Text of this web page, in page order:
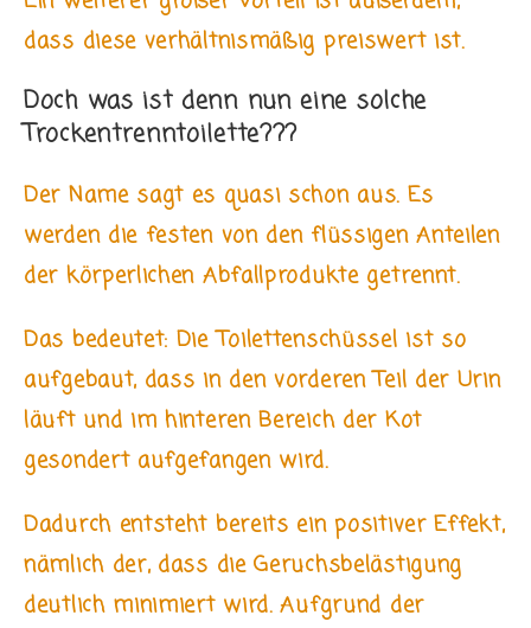
dass diese verhältnismäßig preiswert ist.
Doch was ist denn nun eine solche
Trockentrenntoilette???
Der Name sagt es quasi schon aus. Es
werden die festen von den flüssigen Anteilen
der körperlichen Abfallprodukte getrennt.
Das bedeutet: Die Toilettenschüssel ist so
aufgebaut, dass in den vorderen Teil der Urin
läuft und im hinteren Bereich der Kot
gesondert aufgefangen wird.
Dadurch entsteht bereits ein positiver Effekt,
nämlich der, dass die Geruchsbelästigung
deutlich minimiert wird. Aufgrund der